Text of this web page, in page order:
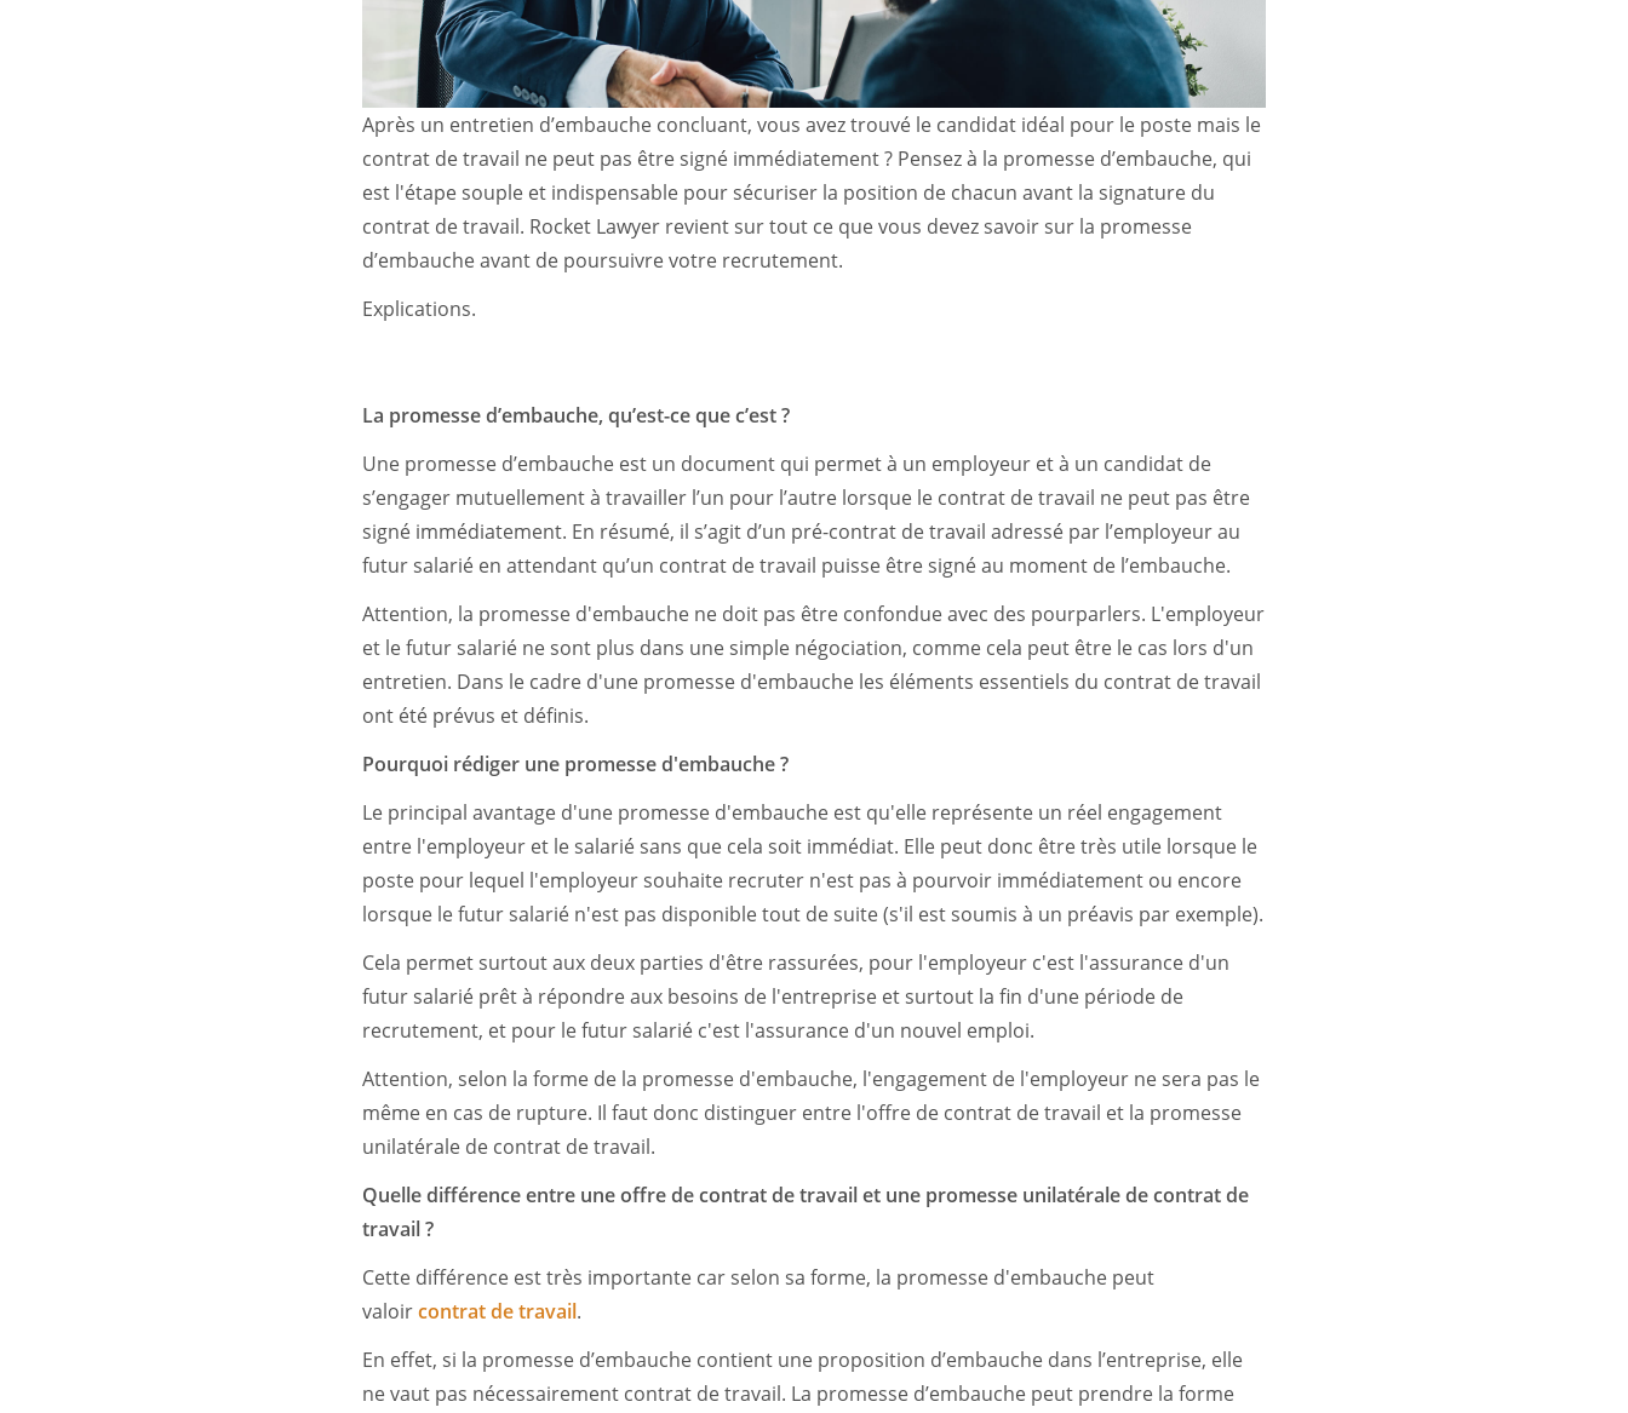
Après un entretien d’embauche concluant, vous avez trouvé le candidat idéal pour le poste mais le
contrat de travail ne peut pas être signé immédiatement ? Pensez à la promesse d’embauche, qui
est l'étape souple et indispensable pour sécuriser la position de chacun avant la signature du
contrat de travail. Rocket Lawyer revient sur tout ce que vous devez savoir sur la promesse
d’embauche avant de poursuivre votre recrutement.
Explications.
La promesse d’embauche, qu’est-ce que c’est ?
Une promesse d’embauche est un document qui permet à un employeur et à un candidat de
s’engager mutuellement à travailler l’un pour l’autre lorsque le contrat de travail ne peut pas être
signé immédiatement. En résumé, il s’agit d’un pré-contrat de travail adressé par l’employeur au
futur salarié en attendant qu’un contrat de travail puisse être signé au moment de l’embauche.
Attention, la promesse d'embauche ne doit pas être confondue avec des pourparlers. L'employeur
et le futur salarié ne sont plus dans une simple négociation, comme cela peut être le cas lors d'un
entretien. Dans le cadre d'une promesse d'embauche les éléments essentiels du contrat de travail
ont été prévus et définis.
Pourquoi rédiger une promesse d'embauche ?
Le principal avantage d'une promesse d'embauche est qu'elle représente un réel engagement
entre l'employeur et le salarié sans que cela soit immédiat. Elle peut donc être très utile lorsque le
poste pour lequel l'employeur souhaite recruter n'est pas à pourvoir immédiatement ou encore
lorsque le futur salarié n'est pas disponible tout de suite (s'il est soumis à un préavis par exemple).
Cela permet surtout aux deux parties d'être rassurées, pour l'employeur c'est l'assurance d'un
futur salarié prêt à répondre aux besoins de l'entreprise et surtout la fin d'une période de
recrutement, et pour le futur salarié c'est l'assurance d'un nouvel emploi.
Attention, selon la forme de la promesse d'embauche, l'engagement de l'employeur ne sera pas le
même en cas de rupture. Il faut donc distinguer entre l'offre de contrat de travail et la promesse
unilatérale de contrat de travail.
Quelle différence entre une offre de contrat de travail et une promesse unilatérale de contrat de
travail ?
Cette différence est très importante car selon sa forme, la promesse d'embauche peut
valoircontrat de travail.
En effet, si la promesse d’embauche contient une proposition d’embauche dans l’entreprise, elle
ne vaut pas nécessairement contrat de travail. La promesse d’embauche peut prendre la forme